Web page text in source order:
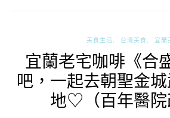
美食生活 台灣美食 宜蘭
宜蘭老宅咖啡《合
吧，一起去朝聖金
地♡（百年醫院